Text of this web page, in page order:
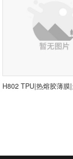
H802 TPU|热熔胶薄膜